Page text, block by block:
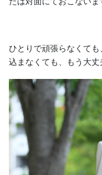
ひとりで頑張らなくて
込まなくても、もう大